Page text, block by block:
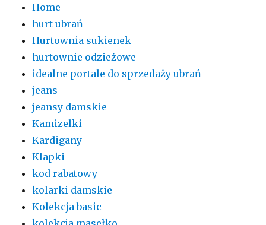
Home
hurt ubrań
Hurtownia sukienek
hurtownie odzieżowe
idealne portale do sprzedaży ubrań
jeans
jeansy damskie
Kamizelki
Kardigany
Klapki
kod rabatowy
kolarki damskie
Kolekcja basic